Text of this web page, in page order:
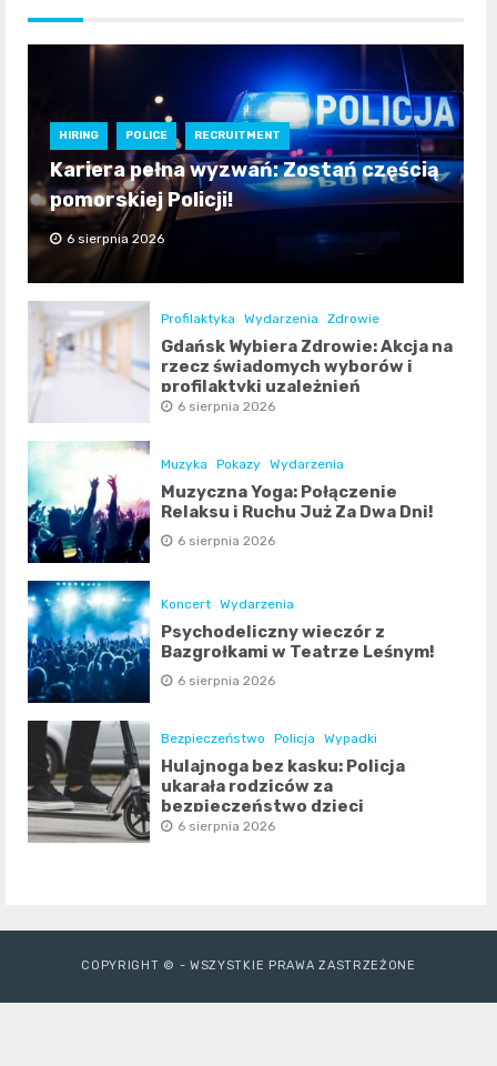
HIRING POLICE RECRUITMENT
Kariera pełna wyzwań: Zostań częścią
pomorskiej Policji!
6 sierpnia 2026
Profilaktyka Wydarzenia Zdrowie
Gdańsk Wybiera Zdrowie: Akcja na
rzecz świadomych wyborów i
profilaktyki uzależnień
6 sierpnia 2026
Muzyka Pokazy Wydarzenia
Muzyczna Yoga: Połączenie
Relaksu i Ruchu Już Za Dwa Dni!
6 sierpnia 2026
Koncert Wydarzenia
Psychodeliczny wieczór z
Bazgrołkami w Teatrze Leśnym!
6 sierpnia 2026
Bezpieczeństwo Policja Wypadki
Hulajnoga bez kasku: Policja
ukarała rodziców za
bezpieczeństwo dzieci
6 sierpnia 2026
COPYRIGHT © - WSZYSTKIE PRAWA ZASTRZEŻONE